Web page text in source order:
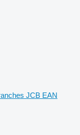
JCB EAN